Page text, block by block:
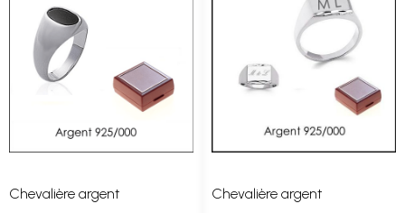
Chevalière argent Chevalière argent